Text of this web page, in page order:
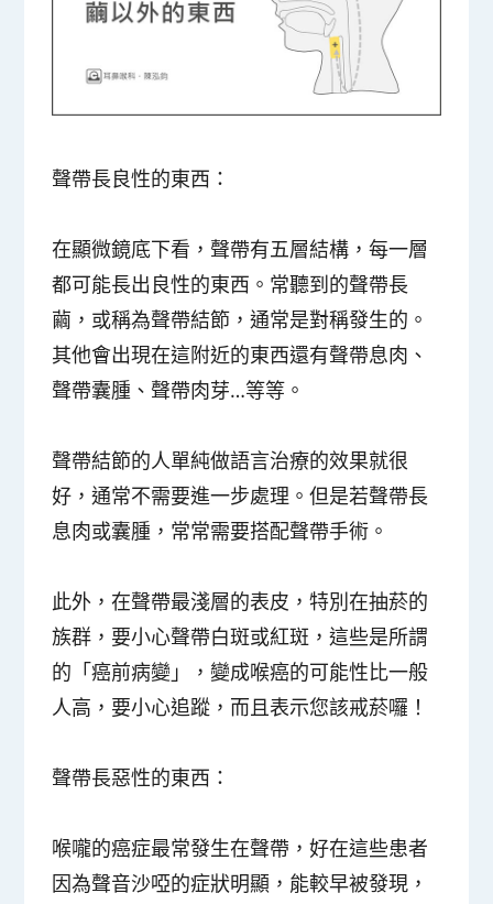
聲帶長良性的東西：
在顯微鏡底下看，聲帶有五層結構，每一層
都可能長出良性的東西。常聽到的聲帶長
繭，或稱為聲帶結節 ，通常是對稱發生的。
其他會出現在這附近的東西還有聲帶息肉、
聲帶囊腫、聲帶肉芽…等等。
聲帶結節的人單純做語言治療的效果就很
好，通常不需要進一步處理。但是若聲帶長
息肉或囊腫，常常需要搭配聲帶手術。
此外，在聲帶最淺層的表皮，特別在抽菸的
族群，要小心聲帶白斑或紅斑 ，這些是所謂
的「癌前病變」，變成喉癌的可能性比一般
人高，要小心追蹤，而且表示您該戒菸囉！
聲帶長惡性的東西：
喉嚨的癌症最常發生在聲帶，好在這些患者
因為聲音沙啞的症狀明顯，能較早被發現，